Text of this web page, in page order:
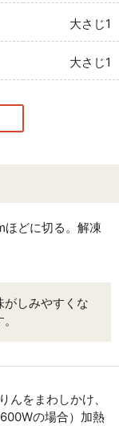
大さじ1
大さじ1
ほどに切る。解凍
がしみやすくな
んをまわしかけ、
の場合）加熱